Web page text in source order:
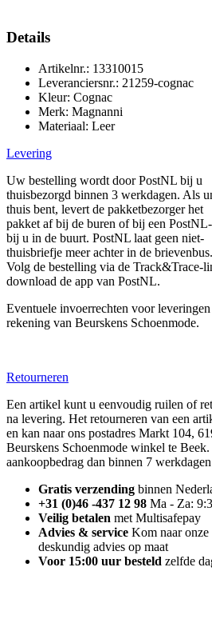
Details
Artikelnr.: 13310015
Leveranciersnr.: 21259-cognac
Kleur: Cognac
Merk: Magnanni
Materiaal: Leer
Levering
Uw bestelling wordt door PostNL bij u
thuisbezorgd binnen 3 werkdagen. Als
thuis bent, levert de pakketbezorger het
pakket af bij de buren of bij een
bij u in de buurt. PostNL laat geen niet-
thuisbriefje meer achter in de brievenbus.
Volg de bestelling via de Track&Trace-
download de app van PostNL.
Eventuele invoerrechten voor
rekening van Beurskens Schoenmode.
Retourneren
Een artikel kunt u eenvoudig ruilen of
na levering. Het retourneren van een
en kan naar ons postadres Markt 104,
Beurskens Schoenmode winkel te
aankoopbedrag dan binnen 7
Gratis verzending binnen
+31 (0)46 -437 12 98 Ma - Za:
Veilig betalen met Multisafepay
Advies & service Kom naar
deskundig advies op maat
Voor 15:00 uur besteld zelfde